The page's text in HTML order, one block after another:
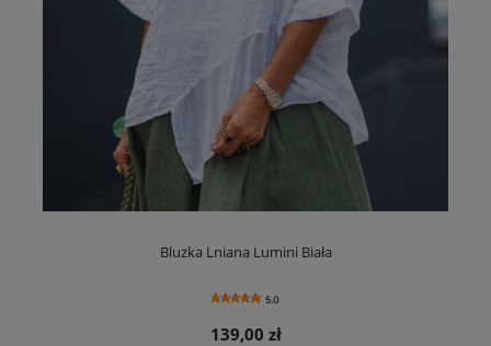
Bluzka Lniana Lumini Biała
5.0
139,00 zł